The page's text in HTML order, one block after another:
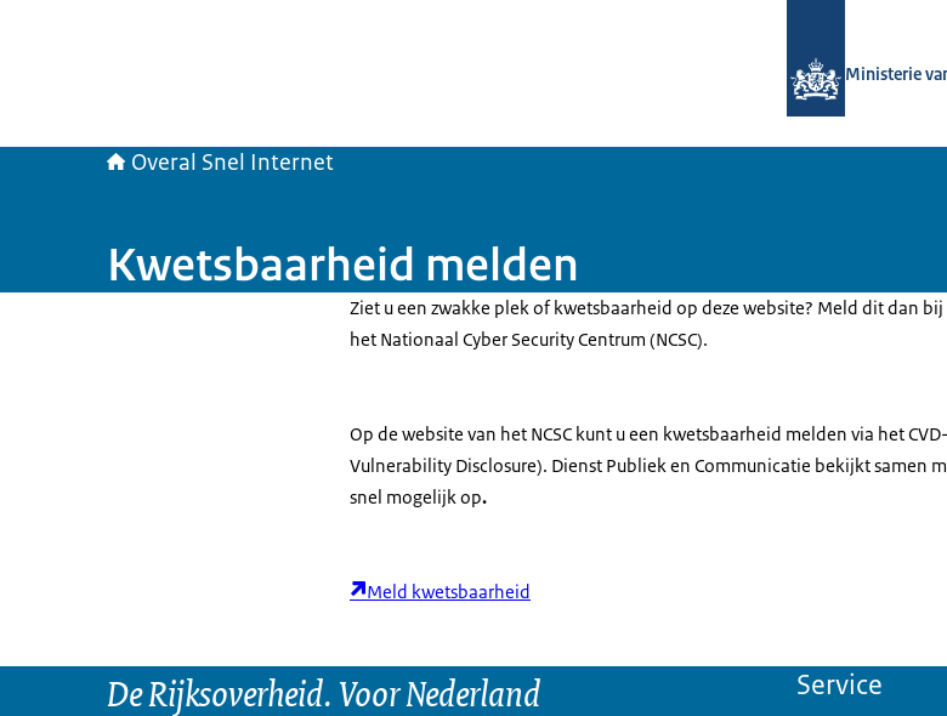
Ministerie
Overal Snel Internet
Kwetsbaarheid melden
Ziet u een zwakke plek of kwetsbaarheid op deze website? Meld dit dan bij
het Nationaal Cyber Security Centrum (NCSC).
Op de website van het NCSC kunt u een kwetsbaarheid melden via het
Vulnerability Disclosure). Dienst Publiek en Communicatie bekijkt samen
snel mogelijk op.
Meld kwetsbaarheid
De Rijksoverheid. Voor Nederland Service